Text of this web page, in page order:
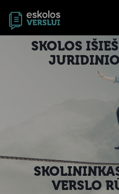
SKOLOS
VERSLO